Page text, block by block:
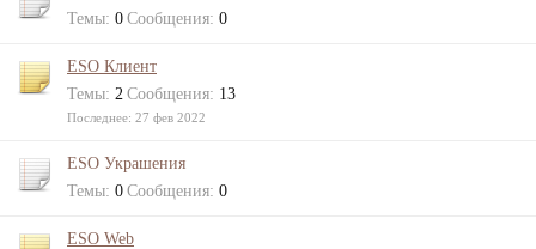
Темы: 0 Сообщения: 0
ESO Клиент
Темы: 2 Сообщения: 13
27 фев 2022
ESO Украшения
Темы: 0 Сообщения: 0
ESO Web